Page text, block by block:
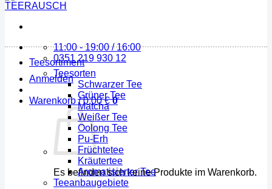
11:00 - 19:00 / 16:00
0351 219 930 12
Anmelden
Warenkorb /0,00€ 0
Es befinden sich keine Produkte im Warenkorb.
Teesortiment
Teesorten
Schwarzer Tee
Grüner Tee
Matcha
Weißer Tee
Oolong Tee
Pu-Erh
Früchtetee
Kräutertee
Aromatisierter Tee
Teeanbaugebiete